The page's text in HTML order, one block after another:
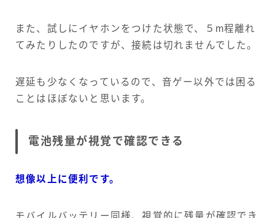
また、試しにイヤホンをつけた状態で、５m程離れ
てみたりしたのですが、接続は切れませんでした。
遅延も少なくなっているので、音ゲー以外では困る
ことはほぼないと思います。
電池残量が視覚で確認できる
想像以上に便利です。